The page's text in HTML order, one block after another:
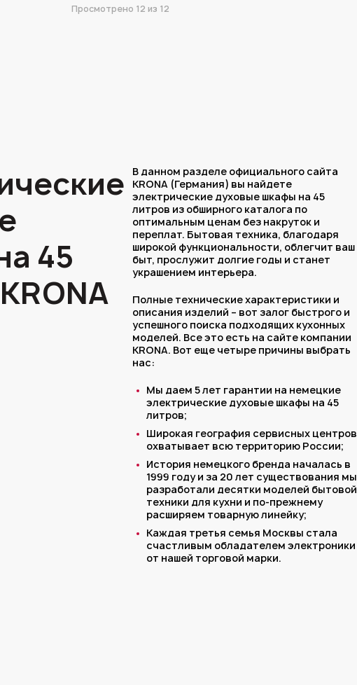
Просмотрено 12 из 12
45
В данном разделе официального сайта
KRONA (Германия) вы найдете
электрические духовые шкафы на 45
литров из обширного каталога по
оптимальным ценам без накруток и
переплат. Бытовая техника, благодаря
широкой функциональности, облегчит ваш
быт, прослужит долгие годы и станет
украшением интерьера.
Полные технические характеристики и
описания изделий – вот залог быстрого и
успешного поиска подходящих кухонных
моделей. Все это есть на сайте компании
KRONA. Вот еще четыре причины выбрать
нас:
Мы даем 5 лет гарантии на немецкие
электрические духовые шкафы на 45
литров;
Широкая география сервисных центров
охватывает всю территорию России;
История немецкого бренда началась в
1999 году и за 20 лет существования мы
разработали десятки моделей бытовой
техники для кухни и по-прежнему
расширяем товарную линейку;
Каждая третья семья Москвы стала
счастливым обладателем электроники
от нашей торговой марки.